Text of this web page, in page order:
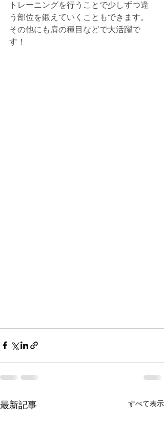
トレーニングを行うことで少しずつ違
う部位を鍛えていくこともできます。
その他にも肩の種目などで大活躍で
す！
最新記事 すべて表示